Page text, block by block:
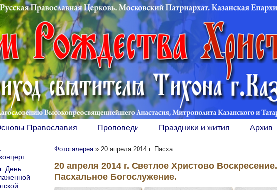
Православия Проповеди Праздники и жития Архив
Фотогалерея » 20 апреля 2014 г. Пасха
20 апреля 2014 г. Светлое Христово Воскресение.
Пасхальное Богослужение.
День